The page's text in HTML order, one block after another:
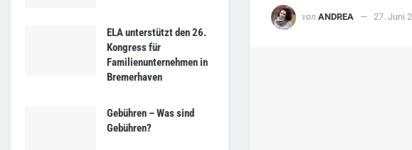
von ANDREA 27. Juni
ELA unterstützt den 26.
Kongress für
Familienunternehmen in
Bremerhaven
Gebühren – Was sind
Gebühren?